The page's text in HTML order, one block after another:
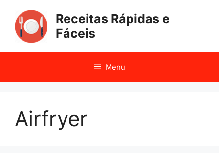
para
conteúdo
Receitas Rápidas e
Fáceis
Menu
Airfryer